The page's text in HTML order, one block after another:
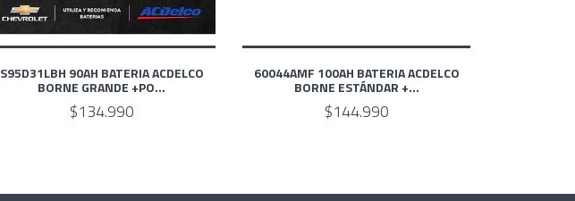
S95D31LBH 90AH BATERIA ACDELCO
BORNE GRANDE +PO...
$134.990
60044AMF 100AH BATERIA ACDELCO
BORNE ESTÁNDAR +...
$144.990